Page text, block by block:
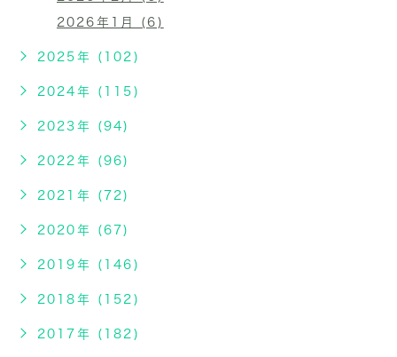
2026年1月 (6)
2025年 (102)
2024年 (115)
2023年 (94)
2022年 (96)
2021年 (72)
2020年 (67)
2019年 (146)
2018年 (152)
2017年 (182)